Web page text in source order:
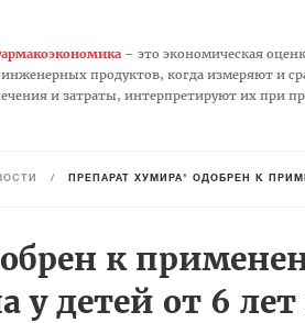
– это экономическая
продуктов, когда измеряют и
и затраты, интерпретируют их при
/ ПРЕПАРАТ ХУМИРА® ОДОБРЕН К
к
у детей от 6 лет